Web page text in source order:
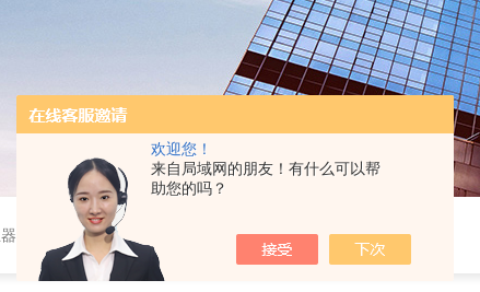
欢迎您！
来自局域网的朋友！有什么可以帮
助您的吗？
阀件、进样器、色谱担体），顶空进样器，热解析仪，紫外分光光度计，原子吸收分光光度计，傅立叶红外光谱仪，分析天平等常规实验室产品。